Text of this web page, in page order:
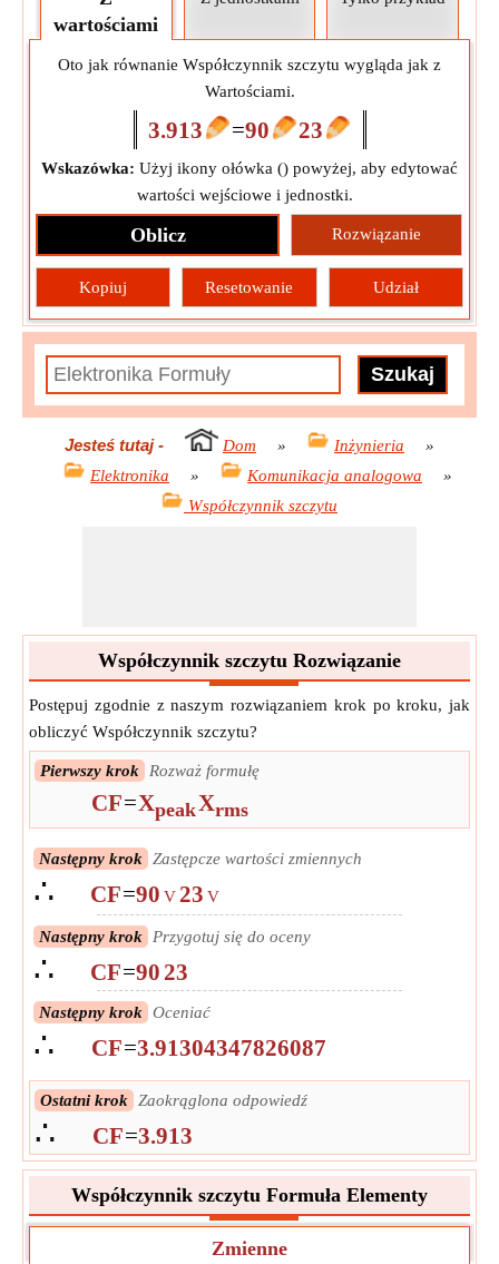
wartościami
Oto jak równanie Współczynnik szczytu wygląda jak z
Wartościami.
3.913 =90 23
Wskazówka: Użyj ikony ołówka () powyżej, aby edytować
wartości wejściowe i jednostki.
Oblicz Rozwiązanie
Kopiuj Resetowanie Udział
Jesteś tutaj- Dom » Inżynieria
»
Elektronika
» Komunikacja analogowa
»
Współczynnik szczytu
Współczynnik szczytu Rozwiązanie
Postępuj zgodnie z naszym rozwiązaniem krok po kroku, jak
obliczyć Współczynnik szczytu?
Pierwszy krok Rozważ formułę
CF=XpeakXrms
Następny krok Zastępcze wartości zmiennych
∴ CF=90 V23 V
Następny krok Przygotuj się do oceny
∴ CF=9023
Następny krok Oceniać
∴ CF=3.91304347826087
Ostatni krok Zaokrąglona odpowiedź
∴ CF=3.913
Współczynnik szczytu Formuła Elementy
Zmienne